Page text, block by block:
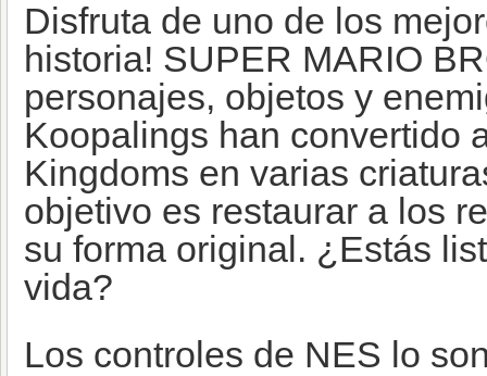
Disfruta de uno de los
historia! SUPER MARIO
personajes, objetos y
Koopalings han convertido
Kingdoms en varias
objetivo es restaurar a los
su forma original. ¿Estás
vida?
Los controles de NES lo